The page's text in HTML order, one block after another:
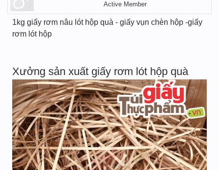
Active Member
1kg giấy rơm nâu lót hộp quà - giấy vụn chèn hộp -giấy
rơm lót hộp
Xưởng sản xuất giấy rơm lót hộp quà